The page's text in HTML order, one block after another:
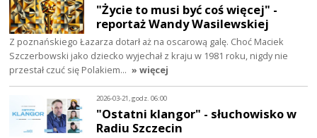
"Życie to musi być coś więcej" -
reportaż Wandy Wasilewskiej
Z poznańskiego Łazarza dotarł aż na oscarową galę. Choć Maciek
Szczerbowski jako dziecko wyjechał z kraju w 1981 roku, nigdy nie
przestał czuć się Polakiem… » więcej
2026-03-21, godz. 06:00
"Ostatni klangor" - słuchowisko w
Radiu Szczecin